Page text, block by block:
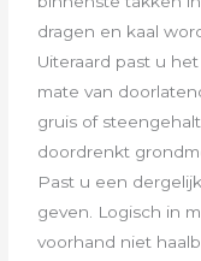
dragen en kaal
Uiteraard past u
mate van
gruis of
doordrenkt
Past u een
geven. Logisch in
voorhand niet